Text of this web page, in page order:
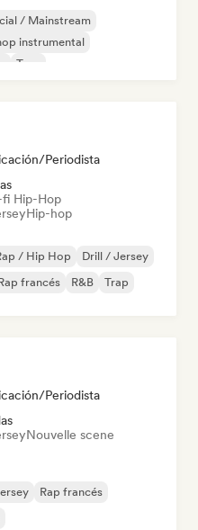
/ Mainstream
instrumental
Trap
Periodista
Hip-Hop
Hip-hop
/ Hip Hop
Drill / Jersey
francés R&B Trap
Periodista
Nouvelle scene
Rap francés